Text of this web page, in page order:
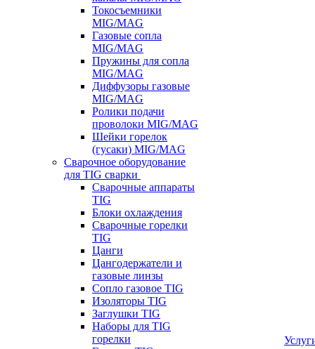
Токосъемники
MIG/MAG
Газовые сопла
MIG/MAG
Пружины для сопла
MIG/MAG
Диффузоры газовые
MIG/MAG
Ролики подачи
проволоки MIG/MAG
Шейки горелок
(гусаки) MIG/MAG
Сварочное оборудование
для TIG сварки
Сварочные аппараты
TIG
Блоки охлаждения
Сварочные горелки
TIG
Цанги
Цангодержатели и
газовые линзы
Сопло газовое TIG
Изоляторы TIG
Заглушки TIG
Наборы для TIG
горелки